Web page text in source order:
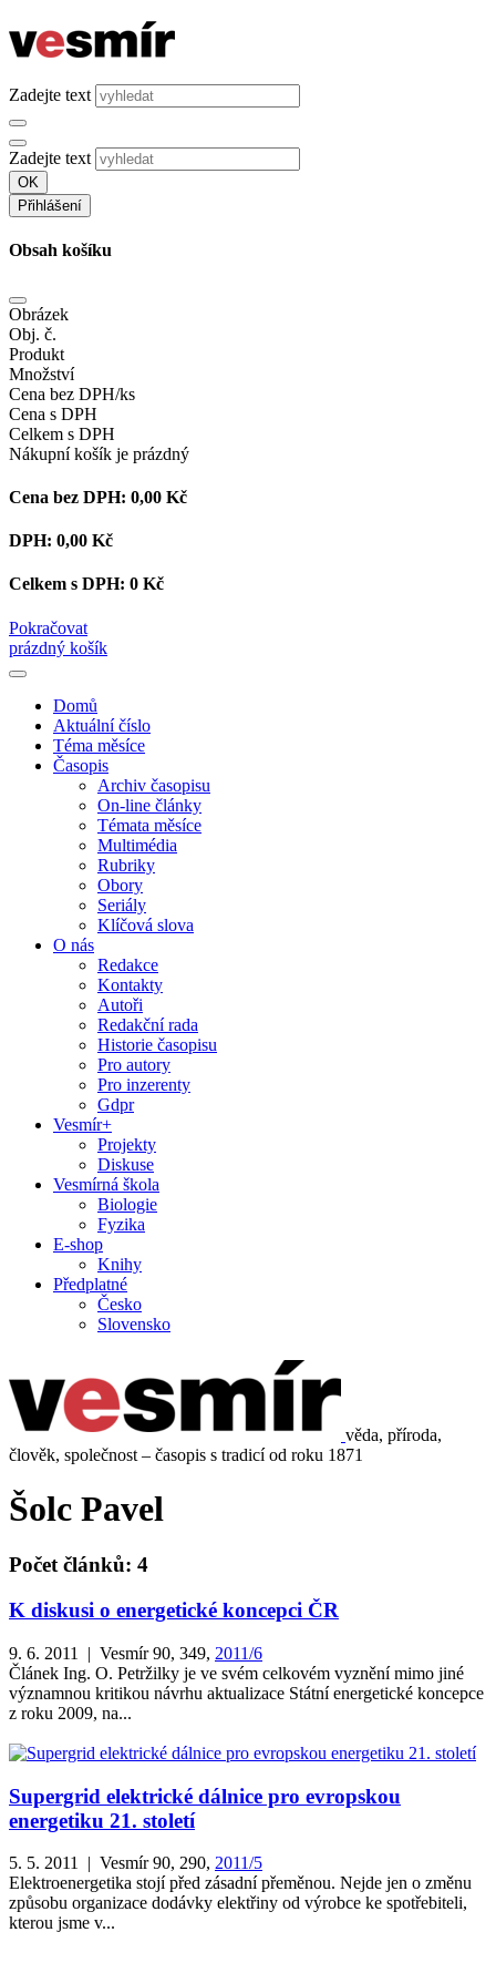
Zadejte text
Zadejte text
OK
Přihlášení
Obsah košíku
Obrázek
Obj. č.
Produkt
Množství
Cena bez DPH/ks
Cena s DPH
Celkem s DPH
Nákupní košík je prázdný
Cena bez DPH: 0,00 Kč
DPH: 0,00 Kč
Celkem s DPH: 0 Kč
Pokračovat
prázdný košík
Domů
Aktuální číslo
Téma měsíce
Časopis
Archiv časopisu
On-line články
Témata měsíce
Multimédia
Rubriky
Obory
Seriály
Klíčová slova
O nás
Redakce
Kontakty
Autoři
Redakční rada
Historie časopisu
Pro autory
Pro inzerenty
Gdpr
Vesmír+
Projekty
Diskuse
Vesmírná škola
Biologie
Fyzika
E-shop
Knihy
Předplatné
Česko
Slovensko
věda, příroda,
člověk, společnost – časopis s tradicí od roku 1871
Šolc Pavel
Počet článků: 4
K diskusi o energetické koncepci ČR
9. 6. 2011 | Vesmír 90, 349, 2011/6
Článek Ing. O. Petržilky je ve svém celkovém vyznění mimo jiné
významnou kritikou návrhu aktualizace Státní energetické koncepce
z roku 2009, na...
Supergrid elektrické dálnice pro evropskou
energetiku 21. století
5. 5. 2011 | Vesmír 90, 290, 2011/5
Elektroenergetika stojí před zásadní přeměnou. Nejde jen o změnu
způsobu organizace dodávky elektřiny od výrobce ke spotřebiteli,
kterou jsme v...